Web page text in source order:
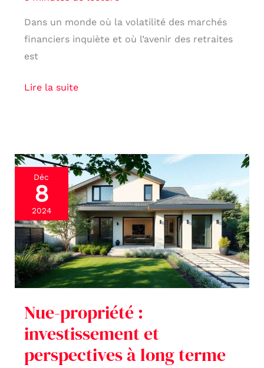
Dans un monde où la volatilité des marchés
financiers inquiète et où l’avenir des retraites
est
Lire la suite
Déc
8
2024
Nue-propriété :
investissement et
perspectives à long terme
Nue-
propriété
investissement
et
perspectives
à
terme